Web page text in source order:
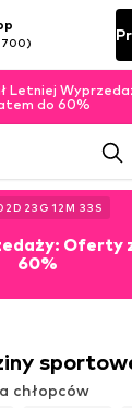
700)
Letniej
do 60%
D 23 G 12M 31 S
Oferty
60%
chłopców